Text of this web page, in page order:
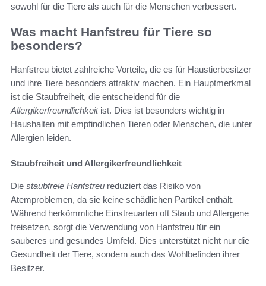
sowohl für die Tiere als auch für die Menschen verbessert.
Was macht Hanfstreu für Tiere so
besonders?
Hanfstreu bietet zahlreiche Vorteile, die es für Haustierbesitzer
und ihre Tiere besonders attraktiv machen. Ein Hauptmerkmal
ist die Staubfreiheit, die entscheidend für die
Allergikerfreundlichkeitist. Dies ist besonders wichtig in
Haushalten mit empfindlichen Tieren oder Menschen, die unter
Allergien leiden.
Staubfreiheit und Allergikerfreundlichkeit
Die staubfreie Hanfstreu reduziert das Risiko von
Atemproblemen, da sie keine schädlichen Partikel enthält.
Während herkömmliche Einstreuarten oft Staub und Allergene
freisetzen, sorgt die Verwendung von Hanfstreu für ein
sauberes und gesundes Umfeld. Dies unterstützt nicht nur die
Gesundheit der Tiere, sondern auch das Wohlbefinden ihrer
Besitzer.